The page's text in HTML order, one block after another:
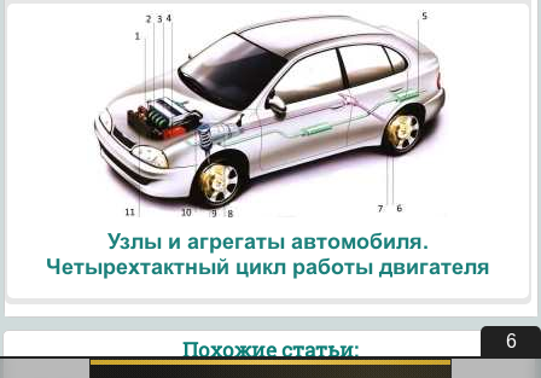
Узлы и агрегаты автомобиля.
Четырехтактный цикл работы двигателя
Похожие статьи: 5